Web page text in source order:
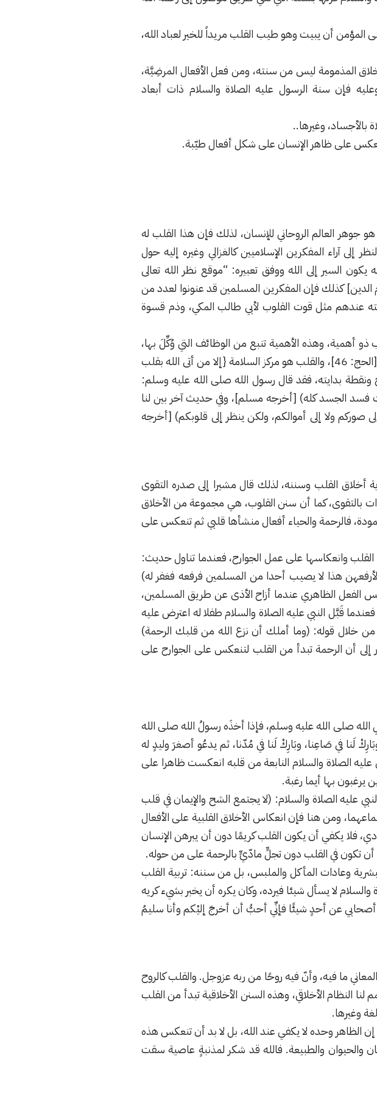
أن يبيت وهو طيب القلب مريداً للخير لعباد الله،
المذمومة ليس من سنته، ومن فعل الأفعال المرضِيَّة،
فإن سنة الرسول عليه الصلاة والسلام ذات أبعاد
بالأجساد، وغيرها..
على ظاهر الإنسان على شكل أفعال طيّبة.
العالم الروحاني للإنسان، لذلك فإن هذا القلب له
آراء المفكرين الإسلاميين كالغزالي وغيره إليه حول
السير إلى الله ووفق تعبيره: “موقع نظر الله تعالى
كذلك فإن المفكرين المسلمين قد عنونوا لعدد من
عندهم مثل قوت القلوب لأبي طالب المكي، وذم قسوة
ذو أهمية، وهذه الأهمية تنبع من الوظائف التي وُكِّلَ بها،
فالقلب في القرآن أداة للفهم والتعقل {لهم قلوب لا يفقهون بها} [الحج: 46]، والقلب هو مركز السلامة {إلا من أتى الله بقلب
الإصلاح ونقطة بدايته، فقد قال رسول الله صلى الله عليه وسلم:
الجسد كله) [أخرجه مسلم]، وفي حديث آخر بين لنا
صوركم ولا إلى أموالكم، ولكن ينظر إلى قلوبكم) [أخرجه
أخلاق القلب وسننه، لذلك قال مشيرا إلى صدره التقوى
بالتقوى، كما أن سنن القلوب، هي مجموعة من الأخلاق
فالرحمة والحياء أفعال منشأها قلبي ثم تنعكس على
وانعكاسها على عمل الجوارح، فعندما تناول حديث:
هذا لا يصيب أحدا من المسلمين فرفعه فغفر له)
الظاهري عندما أزاح الأذى عن طريق المسلمين،
قَبَّل النبي عليه الصلاة والسلام طفلا له اعترض عليه
من خلال قوله: (وما أملك أن نزع الله من قلبك الرحمة)
أن الرحمة تبدأ من القلب لتنعكس على الجوارح على
الله صلى الله عليه وسلم، فإذا أخذَه رسولُ الله صلى الله
لَنا في صَاعِنا، وبَارِكْ لَنا في مُدّنا، ثم يدعُو أصغرَ وليدٍ له
الصلاة والسلام النابعة من قلبه انعكست ظاهرا على
يرغبون بها أيما رغبة.
عليه الصلاة والسلام: (لا يجتمع الشح والإيمان في قلب
ومن هنا فإن انعكاس الأخلاق القلبية على الأفعال
فلا يكفي أن يكون القلب كريمًا دون أن يبرهن الإنسان
تكون في القلب دون تجلٍّ مادّيٍّ بالرحمة على من حوله.
وعادات المأكل والملبس، بل من سننه: تربية القلب
والسلام لا يسأل شيئا فيرده، وكان يكره أن يخبر بشيء كريه
عن أحدٍ شيئًا فإنِّي أحبُّ أن أخرجَ إليْكم وأنا سليمُ
ما فيه، وأنّ فيه روحًا من ربه عزوجل. والقلب كالروح
لنا النظام الأخلاقي، وهذه السنن الأخلاقية تبدأ من القلب
وغيرها.
إن الظاهر وحده لا يكفي عند الله، بل لا بد أن تنعكس هذه
والحيوان والطبيعة. فالله قد شكر لمذنبةٍ عاصية سقت